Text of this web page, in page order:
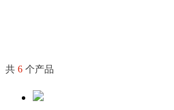
共 6 个产品